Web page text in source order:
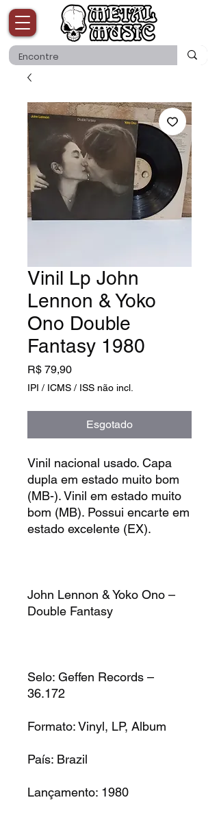
Vinil Lp John
Lennon & Yoko
Ono Double
Fantasy 1980
R$ 79,90Preço
IPI / ICMS / ISS não incl.
Esgotado
Vinil nacional usado. Capa
dupla em estado muito bom
(MB-). Vinil em estado muito
bom (MB). Possui encarte em
estado excelente (EX).
John Lennon & Yoko Ono –
Double Fantasy
Selo: Geffen Records –
36.172
Formato: Vinyl, LP, Album
País: Brazil
Lançamento: 1980